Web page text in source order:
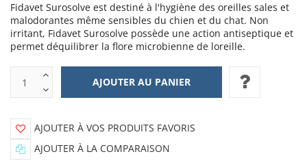
Fidavet Surosolve est destiné à l'hygiène des oreilles sales et
malodorantes même sensibles du chien et du chat. Non
irritant, Fidavet Surosolve possède une action antiseptique et
permet déquilibrer la flore microbienne de loreille.
AJOUTER À VOS PRODUITS FAVORIS
AJOUTER À LA COMPARAISON